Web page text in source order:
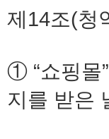
제14조(청
① “쇼핑몰
지를 받은